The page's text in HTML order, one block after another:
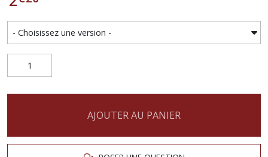
AJOUTER AU PANIER